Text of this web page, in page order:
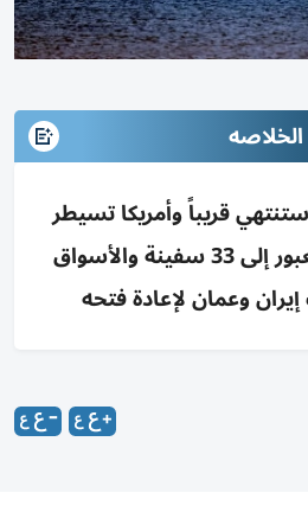
الخلاصه
قريباً وأمريكا تسيطر
على هرمز؛ تراجع العبور إلى 33 سفينة والأسواق
وعمان لإعادة فتحه